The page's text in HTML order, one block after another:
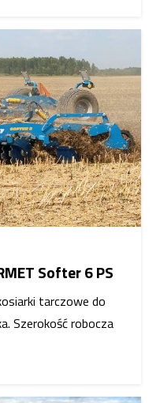
Softer 6 PS
tarczowe do
Szerokość robocza